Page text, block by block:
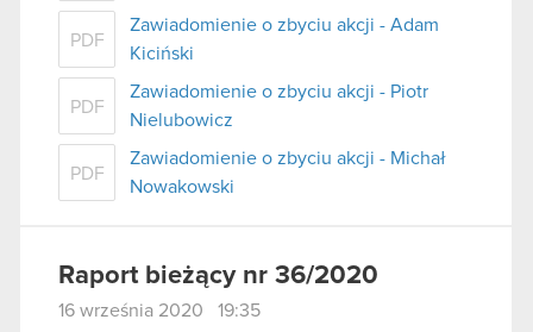
PDF
Zawiadomienie o zbyciu akcji - Adam
Kiciński
PDF
Zawiadomienie o zbyciu akcji - Piotr
Nielubowicz
PDF
Zawiadomienie o zbyciu akcji - Michał
Nowakowski
Raport bieżący nr 36/2020
16 września 2020 19:35